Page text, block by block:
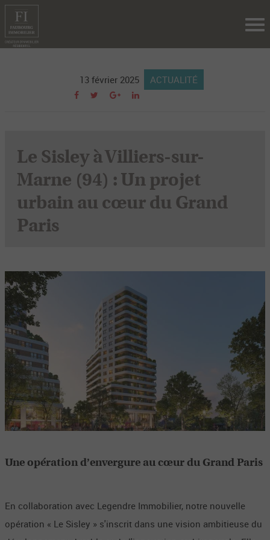
ACTUALITÉ
13 février 2025
Le Sisley à Villiers-sur-
Marne (94) : Un projet
urbain au cœur du Grand
Paris
Une opération d’envergure au cœur du Grand Paris
En collaboration avec Legendre Immobilier, notre nouvelle
opération « Le Sisley » s'inscrit dans une vision ambitieuse du